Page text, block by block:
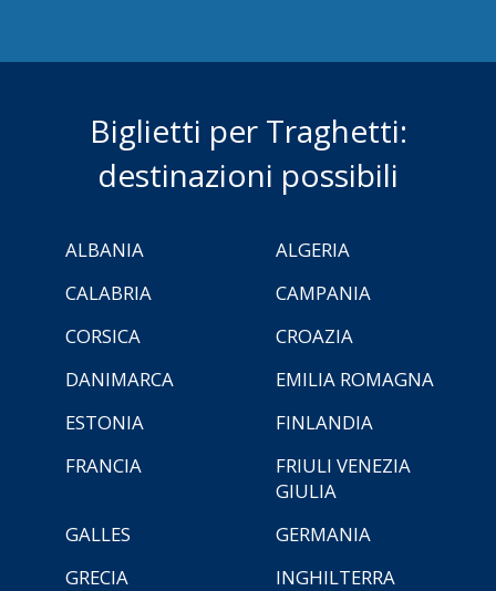
Biglietti per Traghetti:
destinazioni possibili
ALBANIA
ALGERIA
CALABRIA
CAMPANIA
CORSICA
CROAZIA
DANIMARCA
EMILIA ROMAGNA
ESTONIA
FINLANDIA
FRANCIA
FRIULI VENEZIA
GIULIA
GALLES
GERMANIA
GRECIA
INGHILTERRA